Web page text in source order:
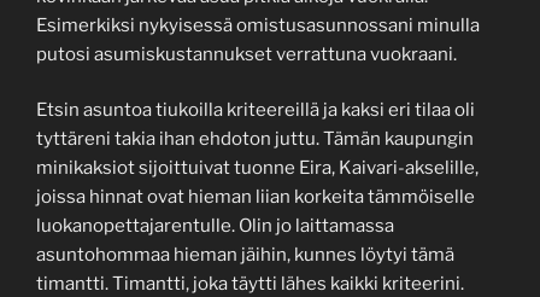
Esimerkiksi nykyisessä omistusasunnossani minulla
putosi asumiskustannukset verrattuna vuokraani.
Etsin asuntoa tiukoilla kriteereillä ja kaksi eri tilaa oli
tyttäreni takia ihan ehdoton juttu. Tämän kaupungin
minikaksiot sijoittuivat tuonne Eira, Kaivari-akselille,
joissa hinnat ovat hieman liian korkeita tämmöiselle
luokanopettajarentulle. Olin jo laittamassa
asuntohommaa hieman jäihin, kunnes löytyi tämä
timantti. Timantti, joka täytti lähes kaikki kriteerini.